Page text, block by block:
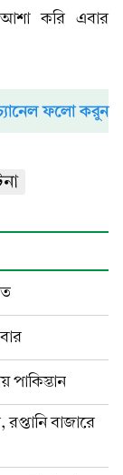
করি এবার
ফলো করুন
পাকিস্তান
রপ্তানি বাজারে